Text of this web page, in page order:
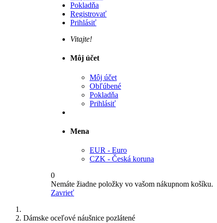
Pokladňa
Registrovať
Prihlásiť
Vitajte!
Môj účet
Môj účet
Obľúbené
Pokladňa
Prihlásiť
Mena
EUR - Euro
CZK - Česká koruna
0
Nemáte žiadne položky vo vašom nákupnom košíku.
Zavrieť
Dámske oceľové náušnice pozlátené